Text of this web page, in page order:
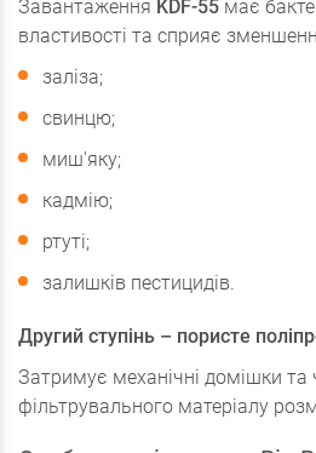
Завантаження KDF-55 має
властивості та сприяє
заліза;
свинцю;
миш'яку;
кадмію;
ртуті;
залишків пестицидів.
Другий ступінь – пористе
Затримує механічні домішки та
фільтрувального матеріалу